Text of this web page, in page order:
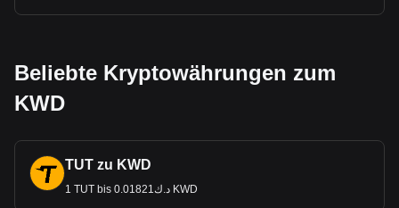
Beliebte Kryptowährungen zum
KWD
TUT zu KWD
1 TUT bis د.ك0.01821 KWD